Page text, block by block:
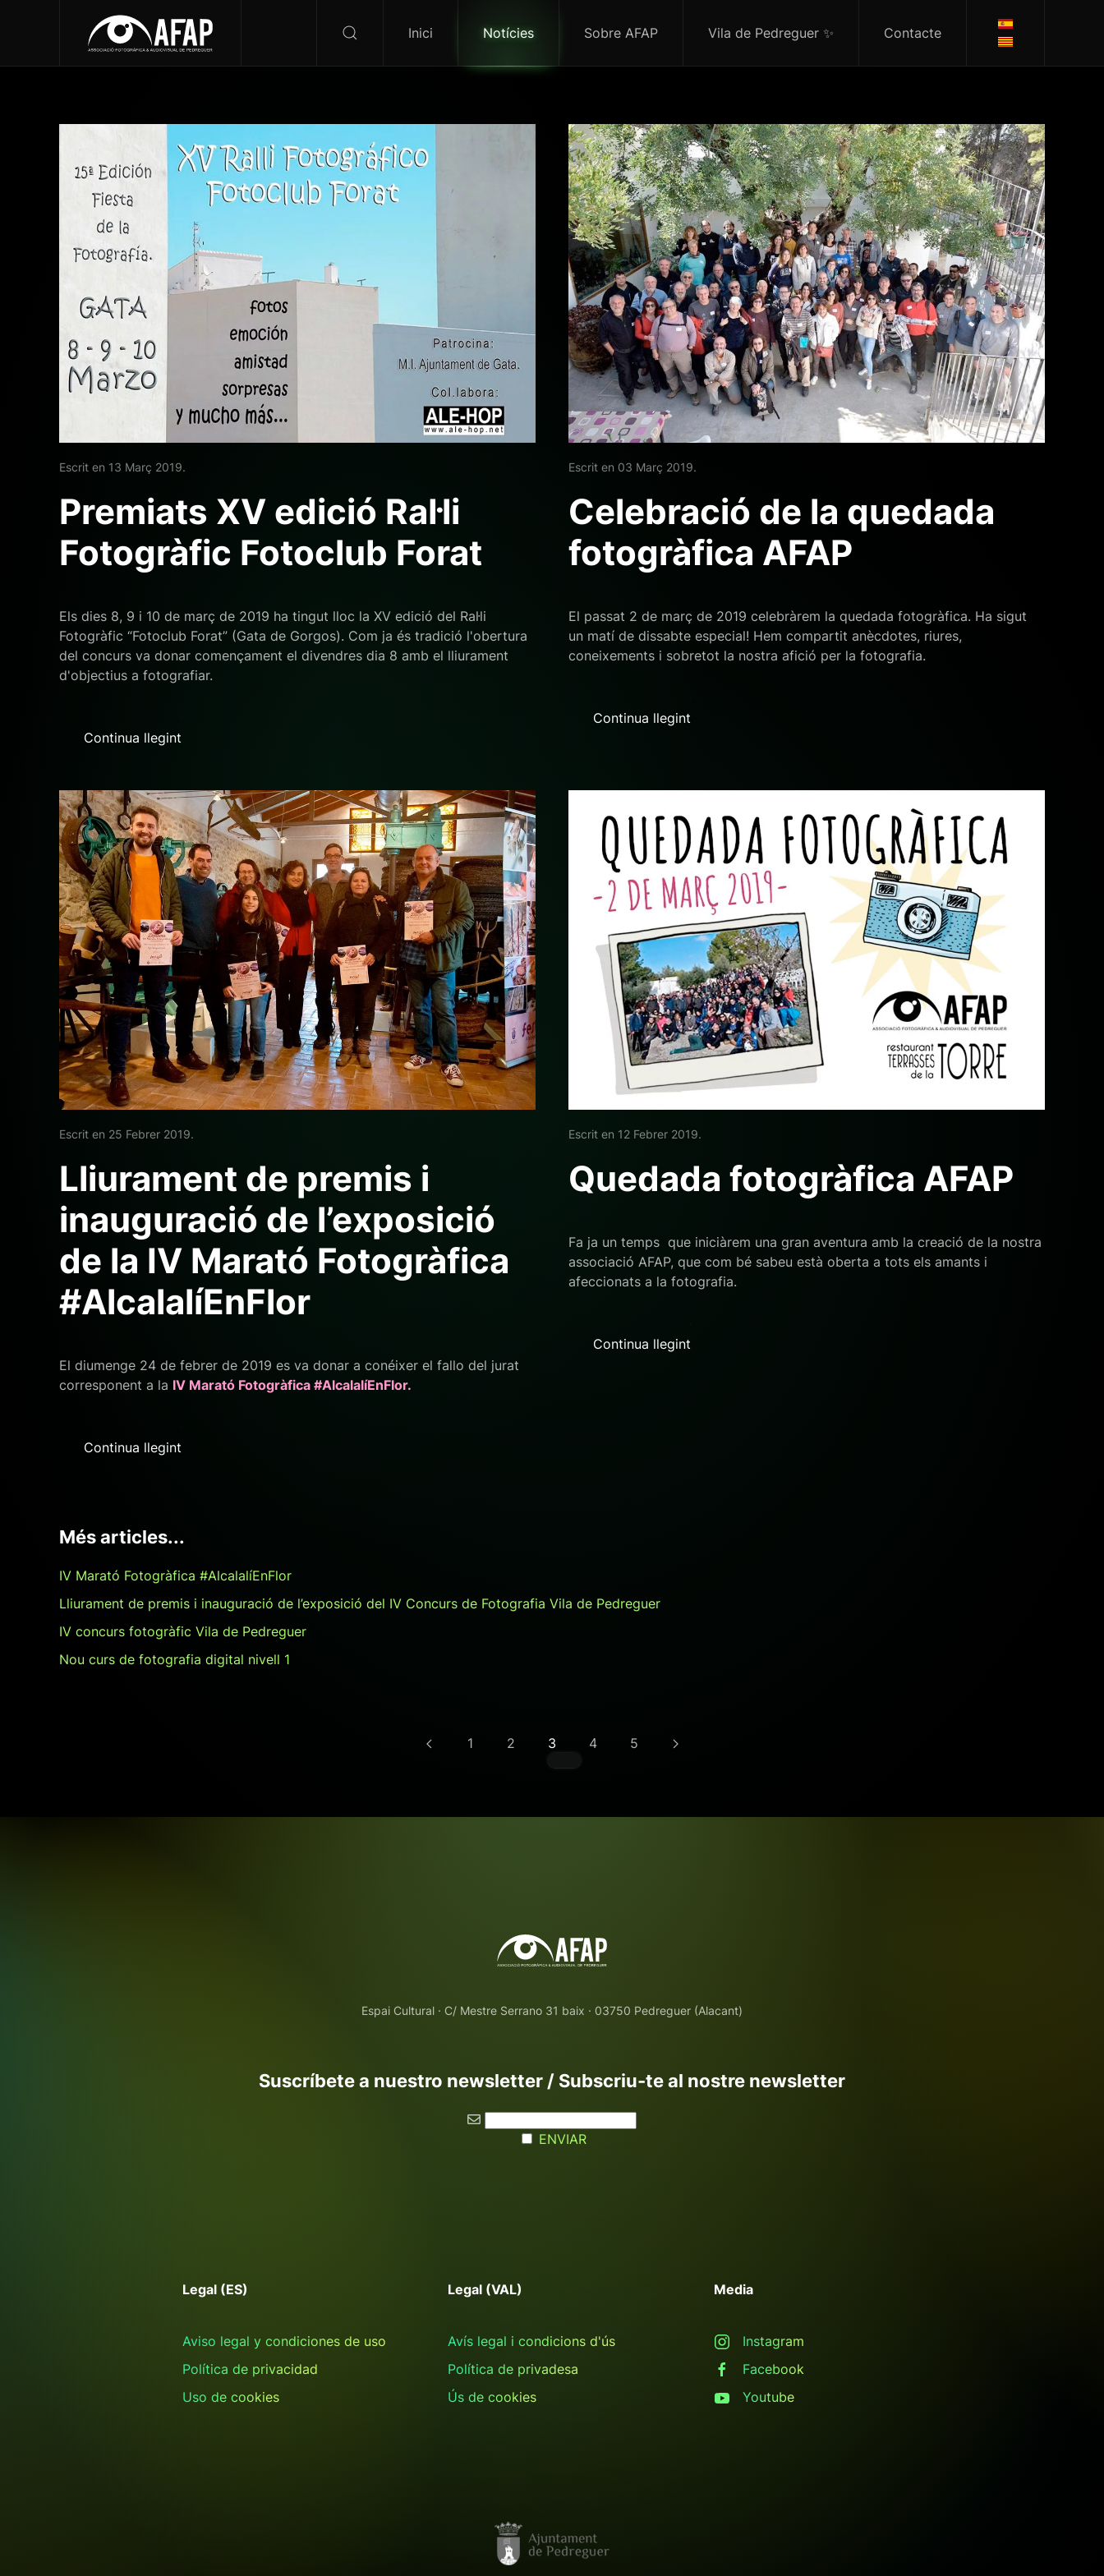
Inici Notícies Sobre AFAP Vila de Pedreguer ✨ Contacte
Escrit en 13 Març 2019.
Premiats XV edició Ral·li
Fotogràfic Fotoclub Forat
Els dies 8, 9 i 10 de març de 2019 ha tingut lloc la XV edició del Ral·li
Fotogràfic “Fotoclub Forat” (Gata de Gorgos). Com ja és tradició l'obertura
del concurs va donar començament el divendres dia 8 amb el lliurament
d'objectius a fotografiar.
Continua llegint
Escrit en 03 Març 2019.
Celebració de la quedada
fotogràfica AFAP
El passat 2 de març de 2019 celebràrem la quedada fotogràfica. Ha sigut
un matí de dissabte especial! Hem compartit anècdotes, riures,
coneixements i sobretot la nostra afició per la fotografia.
Continua llegint
Escrit en 25 Febrer 2019.
Lliurament de premis i
inauguració de l’exposició
de la IV Marató Fotogràfica
#AlcalalíEnFlor
El diumenge 24 de febrer de 2019 es va donar a conéixer el fallo del jurat
corresponent a la IV Marató Fotogràfica #AlcalalíEnFlor.
Continua llegint
Escrit en 12 Febrer 2019.
Quedada fotogràfica AFAP
Fa ja un temps que iniciàrem una gran aventura amb la creació de la nostra
associació AFAP, que com bé sabeu està oberta a tots els amants i
afeccionats a la fotografia.
Continua llegint
Més articles...
IV Marató Fotogràfica #AlcalalíEnFlor
Lliurament de premis i inauguració de l’exposició del IV Concurs de Fotografia Vila de Pedreguer
IV concurs fotogràfic Vila de Pedreguer
Nou curs de fotografia digital nivell 1
1 2 3 4 5
Espai Cultural · C/ Mestre Serrano 31 baix · 03750 Pedreguer (Alacant)
Suscríbete a nuestro newsletter / Subscriu-te al nostre newsletter
ENVIAR
Legal (ES)
Aviso legal y condiciones de uso
Política de privacidad
Uso de cookies
Legal (VAL)
Avís legal i condicions d'ús
Política de privadesa
Ús de cookies
Media
Instagram
Facebook
Youtube